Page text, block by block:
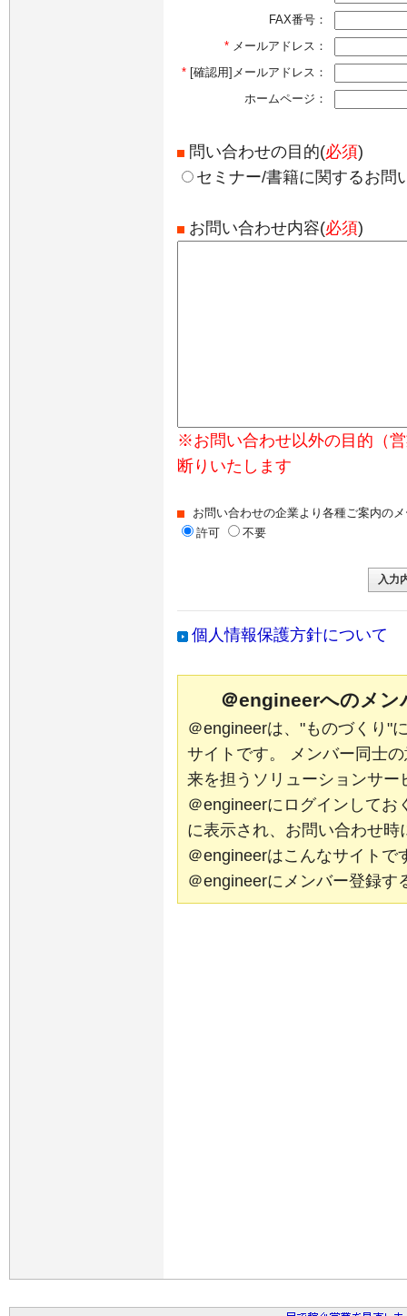
FAX番号：
* メールアドレス：
* [確認用]メールアドレス：
ホームページ：
問い合わせの目的(必須)
セミナー/書籍に関するお問
お問い合わせ内容(必須)
※お問い合わせ以外の目的（
断りいたします
お問い合わせの企業より各種ご案内の
許可
不要
個人情報保護方針について
＠engineerへのメン
＠engineerは、"ものづくり"
サイトです。 メンバー同士
来を担うソリューションサ
＠engineerにログインしてお
に表示され、お問い合わせ時
＠engineerはこんなサイ
＠engineerにメンバー登